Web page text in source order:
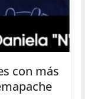
con más